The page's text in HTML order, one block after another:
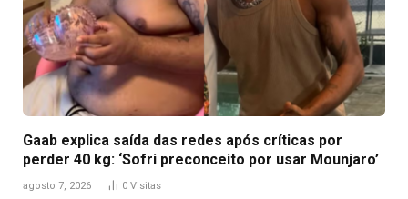
Gaab explica saída das redes após críticas por
perder 40 kg: ‘Sofri preconceito por usar Mounjaro’
agosto 7, 2026 0 Visitas